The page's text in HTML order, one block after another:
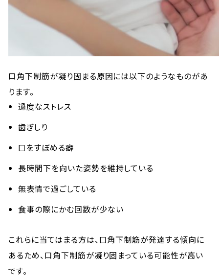
口角下制筋が凝り固まる原因には以下のようなものがあ
ります。
過度なストレス
歯ぎしり
口をすぼめる癖
長時間下を向いた姿勢を維持している
無表情で過ごしている
食事の際にかむ回数が少ない
これらに当てはまる方は、口角下制筋が発達する傾向に
あるため、口角下制筋が凝り固まっている可能性が高い
です。